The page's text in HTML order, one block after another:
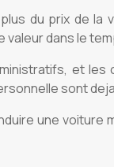
du prix de la
dans le
et
sont
une voiture